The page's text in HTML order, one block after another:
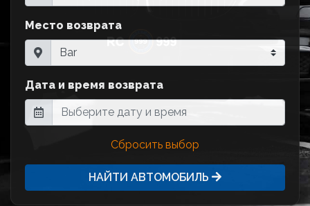
Место возврата
Дата и время возврата
Сбросить выбор
НАЙТИ АВТОМОБИЛЬ